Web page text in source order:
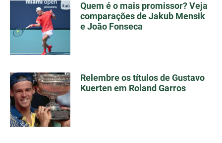
Quem é o mais promissor? Veja
comparações de Jakub Mensik
e João Fonseca
Relembre os títulos de Gustavo
Kuerten em Roland Garros